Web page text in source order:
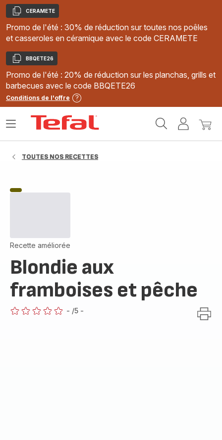
Copier
CERAMETE
Promo de l'été : 30% de réduction sur toutes nos poêles
et casseroles en céramique avec le code CERAMETE
Copier
BBQETE26
Promo de l'été : 20% de réduction sur les planchas, grills et
barbecues avec le code BBQETE26
Conditions de l'offre
MonMon
Ouvrir
TOUTES NOS RECETTES
Recette améliorée
Blondie aux
framboises et pêche
- /5 -